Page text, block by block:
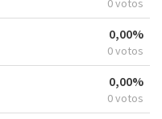
0,00%
0 votos
0,00%
0 votos